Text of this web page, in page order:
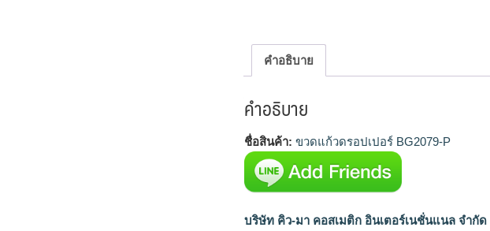
คำอธิบาย
คำอธิบาย
ชื่อสินค้า: ขวดแก้วดรอปเปอร์ BG2079-P
บริษัท คิว-มา คอสเมติก อินเตอร์เนชั่นแนล จำกัด